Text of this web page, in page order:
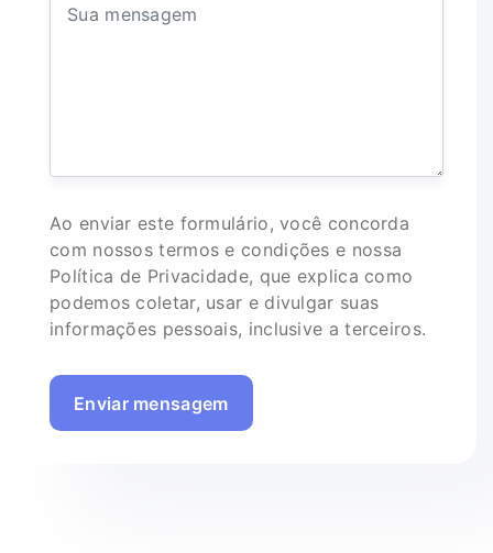
Ao enviar este formulário, você concorda
com nossos termos e condições e nossa
Política de Privacidade, que explica como
podemos coletar, usar e divulgar suas
informações pessoais, inclusive a terceiros.
Enviar mensagem